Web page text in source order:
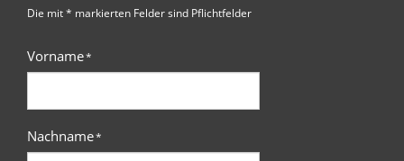
Die mit * markierten Felder sind Pflichtfelder
Vorname*
Nachname*